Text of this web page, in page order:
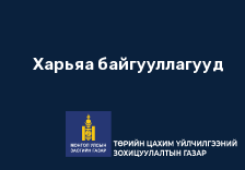
Харьяа байгууллагууд